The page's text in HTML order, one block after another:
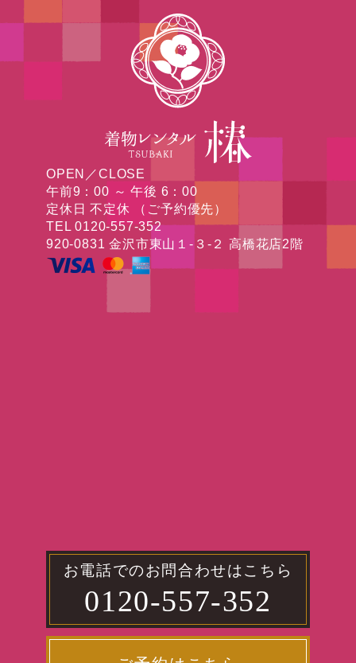
OPEN／CLOSE
午前9：00 ～ 午後 6：00
定休日 不定休 （ご予約優先）
TEL 0120-557-352
920-0831 金沢市東山１-３-２ 高橋花店2階
お電話でのお問合わせはこちら
0120-557-352